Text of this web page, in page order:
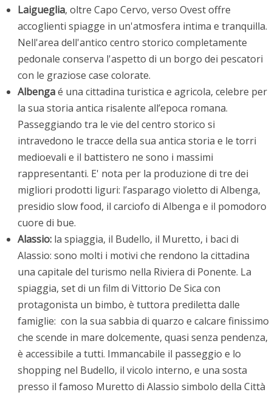
Laigueglia, oltre Capo Cervo, verso Ovest offre
accoglienti spiagge in un'atmosfera intima e tranquilla.
Nell'area dell'antico centro storico completamente
pedonale conserva l'aspetto di un borgo dei pescatori
con le graziose case colorate.
Albengaé una cittadina turistica e agricola, celebre per
la sua storia antica risalente all’epoca romana.
Passeggiando tra le vie del centro storico si
intravedono le tracce della sua antica storia e le torri
medioevali e il battistero ne sono i massimi
rappresentanti. E' nota per la produzione di tre dei
migliori prodotti liguri: l’asparago violetto di Albenga,
presidio slow food, il carciofo di Albenga e il pomodoro
cuore di bue.
Alassio: la spiaggia, il Budello, il Muretto, i baci di
Alassio: sono molti i motivi che rendono la cittadina
una capitale del turismo nella Riviera di Ponente. La
spiaggia, set di un film di Vittorio De Sica con
protagonista un bimbo, è tuttora prediletta dalle
famiglie: con la sua sabbia di quarzo e calcare finissimo
che scende in mare dolcemente, quasi senza pendenza,
è accessibile a tutti. Immancabile il passeggio e lo
shopping nel Budello, il vicolo interno, e una sosta
presso il famoso Muretto di Alassio simbolo della Città